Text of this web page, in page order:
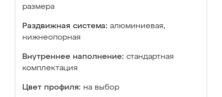
размера
Раздвижная система: алюминиевая,
нижнеопорная
Внутреннее наполнение: стандартная
комплектация
Цвет профиля: на выбор